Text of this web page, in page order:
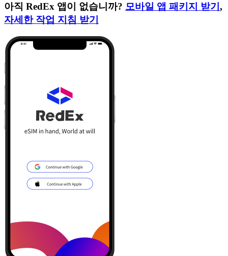
아직 RedEx 앱이 없습니까? 모바일 앱 패키지 받기 ,
자세한 작업 지침 받기